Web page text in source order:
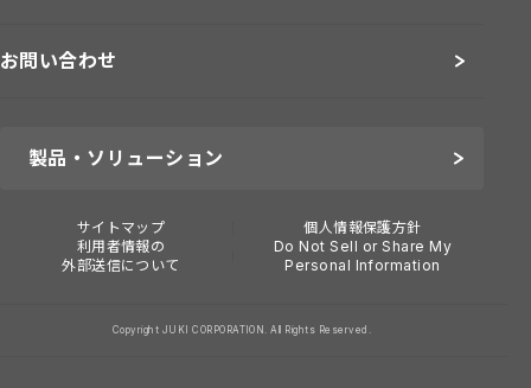
お問い合わせ
製品・ソリューション
サイトマップ
個人情報保護方針
利用者情報の
外部送信について
Do Not Sell or Share My
Personal Information
Copyright JUKI CORPORATION. All Rights Reserved.